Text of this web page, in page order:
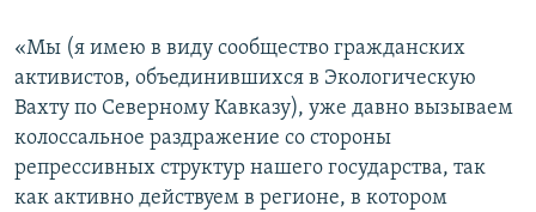
«Мы (я имею в виду сообщество гражданских
активистов, объединившихся в Экологическую
Вахту по Северному Кавказу), уже давно вызываем
колоссальное раздражение со стороны
репрессивных структур нашего государства, так
как активно действуем в регионе, в котором